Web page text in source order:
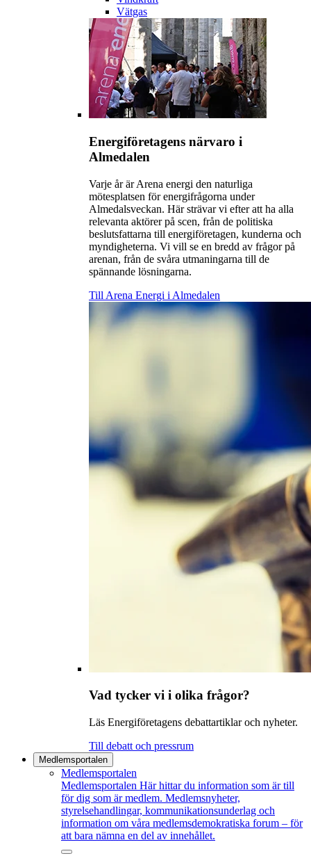
Vätgas
Energiföretagens närvaro i
Almedalen
Varje år är Arena energi den naturliga
mötesplatsen för energifrågorna under
Almedalsveckan. Här strävar vi efter att ha alla
relevanta aktörer på scen, från de politiska
beslutsfattarna till energiföretagen, kunderna och
myndigheterna. Vi vill se en bredd av frågor på
arenan, från de svåra utmaningarna till de
spännande lösningarna.
Till Arena Energi i Almedalen
Vad tycker vi i olika frågor?
Läs Energiföretagens debattartiklar och nyheter.
Till debatt och pressrum
Medlemsportalen
Medlemsportalen
Medlemsportalen Här hittar du information som är till
för dig som är medlem. Medlemsnyheter,
styrelsehandlingar, kommunikationsunderlag och
information om våra medlemsdemokratiska forum – för
att bara nämna en del av innehållet.